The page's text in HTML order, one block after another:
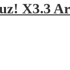
X3.3